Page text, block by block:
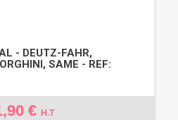
- DEUTZ-FAHR,
SAME - REF:
€ H.T